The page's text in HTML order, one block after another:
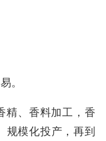
。
精、香料加工，香
规模化投产，再到